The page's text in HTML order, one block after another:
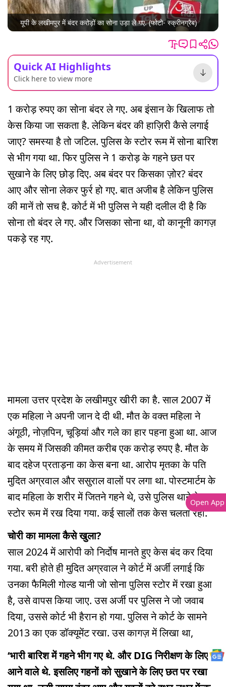
यूपी के लखीमपुर में बंदर करोड़ों का सोना उड़ा ले गए. (फोटो- स्क्रीनग्रैब)
Quick AI Highlights
Click here to view more
1 करोड़ रुपए का सोना बंदर ले गए. अब इंसान के खिलाफ तो
केस किया जा सकता है. लेकिन बंदर की हाज़िरी कैसे लगाई
जाए? समस्या है तो जटिल. पुलिस के स्टोर रूम में सोना बारिश
से भीग गया था. फिर पुलिस ने 1 करोड़ के गहने छत पर
सुखाने के लिए छोड़ दिए. अब बंदर पर किसका ज़ोर? बंदर
आए और सोना लेकर फुर्र हो गए. बात अजीब है लेकिन पुलिस
की मानें तो सच है. कोर्ट में भी पुलिस ने यही दलील दी है कि
सोना तो बंदर ले गए. और जिसका सोना था, वो कानूनी कागज़
पकड़े रह गए.
Advertisement
मामला उत्तर प्रदेश के लखीमपुर खीरी का है. साल 2007 में
एक महिला ने अपनी जान दे दी थी. मौत के वक्त महिला ने
अंगूठी, नोज़पिन, चूड़ियां और गले का हार पहना हुआ था. आज
के समय में जिसकी कीमत करीब एक करोड़ रुपए है. मौत के
बाद दहेज प्रताड़ना का केस बना था. आरोप मृतका के पति
मुदित अग्रवाल और ससुराल वालों पर लगा था. पोस्टमार्टम के
बाद महिला के शरीर में जितने गहने थे, उसे पुलिस थाने के
स्टोर रूम में रख दिया गया. कई सालों तक केस चलता रहा.
चोरी का मामला कैसे खुला?
साल 2024 में आरोपी को निर्दोष मानते हुए केस बंद कर दिया
गया. बरी होते ही मुदित अग्रवाल ने कोर्ट में अर्जी लगाई कि
उनका फैमिली गोल्ड यानी जो सोना पुलिस स्टोर में रखा हुआ
है, उसे वापस किया जाए. उस अर्जी पर पुलिस ने जो जवाब
दिया, उससे कोर्ट भी हैरान हो गया. पुलिस ने कोर्ट के सामने
2013 का एक डॉक्यूमेंट रखा. उस कागज़ में लिखा था,
‘भारी बारिश में गहने भीग गए थे. और DIG निरीक्षण के लिए
आने वाले थे. इसलिए गहनों को सुखाने के लिए छत पर रखा
Open App